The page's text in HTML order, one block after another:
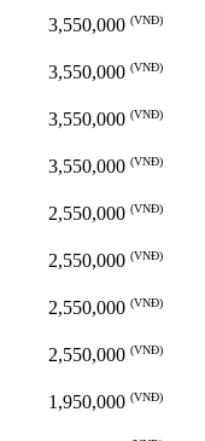
3,550,000 (VNĐ)
3,550,000 (VNĐ)
3,550,000 (VNĐ)
3,550,000 (VNĐ)
2,550,000 (VNĐ)
2,550,000 (VNĐ)
2,550,000 (VNĐ)
2,550,000 (VNĐ)
1,950,000 (VNĐ)